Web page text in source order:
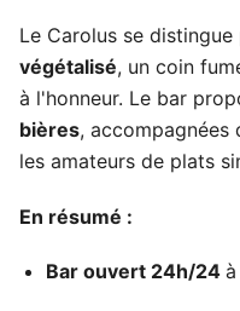
Le Carolus se distingue
végétalisé, un coin
à l'honneur. Le bar
bières, accompagnées
les amateurs de plats
En résumé :
Bar ouvert 24h/24